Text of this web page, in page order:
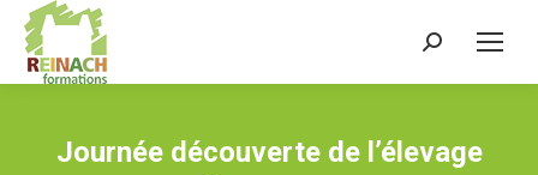
Recherche
:
Journée découverte de l’élevage